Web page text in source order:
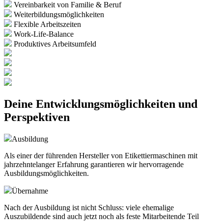
Vereinbarkeit von Familie & Beruf
Weiterbildungsmöglichkeiten
Flexible Arbeitszeiten
Work-Life-Balance
Produktives Arbeitsumfeld
Deine Entwicklungsmöglichkeiten und
Perspektiven
Ausbildung
Als einer der führenden Hersteller von Etikettiermaschinen mit
jahrzehntelanger Erfahrung garantieren wir hervorragende
Ausbildungsmöglichkeiten.
Übernahme
Nach der Ausbildung ist nicht Schluss: viele ehemalige
Auszubildende sind auch jetzt noch als feste Mitarbeitende Teil